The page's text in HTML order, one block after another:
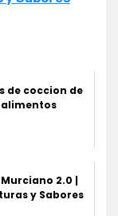
de coccion de
alimentos
2.0 |
y Sabores